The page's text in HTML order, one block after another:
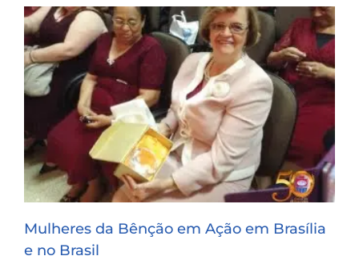
Mulheres da Bênção em Ação em Brasília
e no Brasil
Mulheres da Bênção em Ação em Brasília
e no Brasil